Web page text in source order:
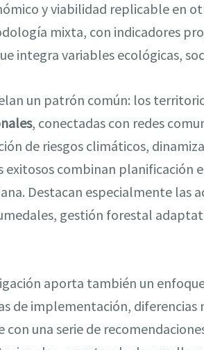
y viabilidad replicable en
mixta, con indicadores
integra variables ecológicas,
un patrón común: los
, conectadas con redes
de riesgos climáticos,
exitosos combinan
Destacan especialmente las
gestión forestal
aporta también un
de implementación,
con una serie de